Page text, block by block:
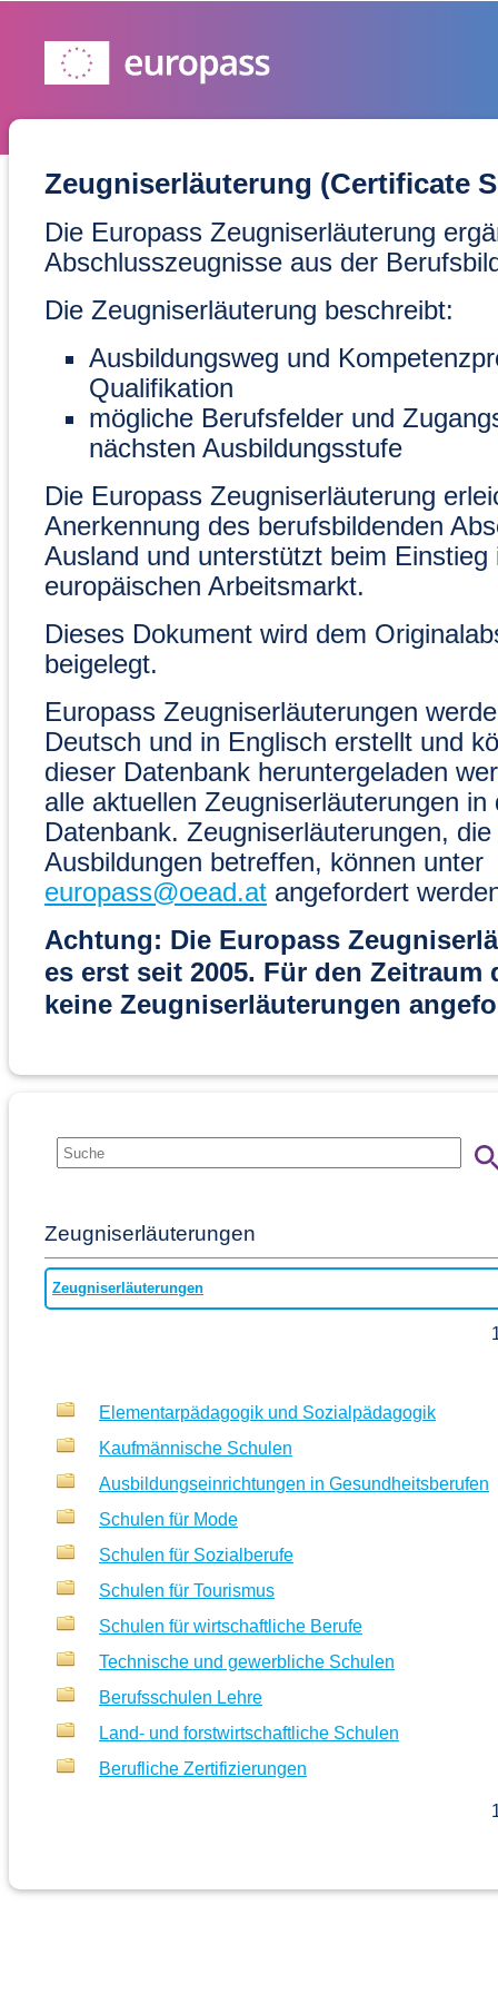
Zeugniserläuterung (Certificate
Die Europass Zeugniserläuterung
Abschlusszeugnisse aus der
Die Zeugniserläuterung beschreibt:
Ausbildungsweg und
Qualifikation
mögliche Berufsfelder und
nächsten Ausbildungsstufe
Die Europass Zeugniserläuterung
Anerkennung des berufsbildenden
Ausland und unterstützt beim Einstieg
europäischen Arbeitsmarkt.
Dieses Dokument wird dem
beigelegt.
Europass Zeugniserläuterungen
Deutsch und in Englisch erstellt und
dieser Datenbank heruntergeladen
alle aktuellen Zeugniserläuterungen in
Datenbank. Zeugniserläuterungen,
Ausbildungen betreffen, können unter
europass@oead.at angefordert
Achtung: Die Europass
es erst seit 2005. Für den Zeitraum
keine Zeugniserläuterungen
Zeugniserläuterungen
Zeugniserläuterungen
Elementarpädagogik und Sozialpädagogik
Kaufmännische Schulen
Ausbildungseinrichtungen in Gesundheitsberufen
Schulen für Mode
Schulen für Sozialberufe
Schulen für Tourismus
Schulen für wirtschaftliche Berufe
Technische und gewerbliche Schulen
Berufsschulen Lehre
Land- und forstwirtschaftliche Schulen
Berufliche Zertifizierungen